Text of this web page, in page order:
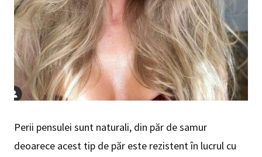
Perii pensulei sunt naturali, din păr de samur
deoarece acest tip de păr este rezistent în lucrul cu